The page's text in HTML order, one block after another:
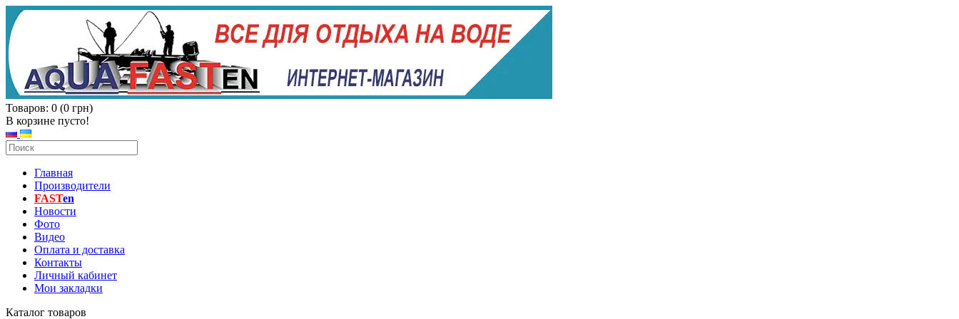
Товаров: 0 (0 грн)
В корзине пусто!
Главная
Производители
FASTen
Новости
Фото
Видео
Оплата и доставка
Контакты
Личный кабинет
Мои закладки
Каталог товаров